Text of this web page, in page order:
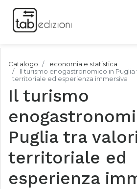
Catalogo
economia e statistica
Il turismo enogastronomico in Puglia
territoriale ed esperienza immersiva
Il turismo
Puglia tra
territoriale ed
esperienza